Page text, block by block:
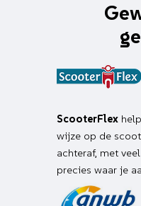
ScooterFlex
wijze op de
achteraf, met
precies waar je